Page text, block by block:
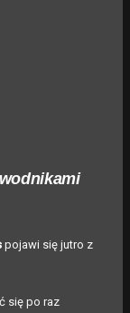
pojawi się jutro z
się po raz